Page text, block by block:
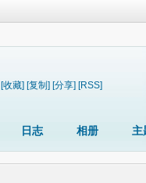
[收藏] [复制] [分享] [RSS]
日志 相册 主